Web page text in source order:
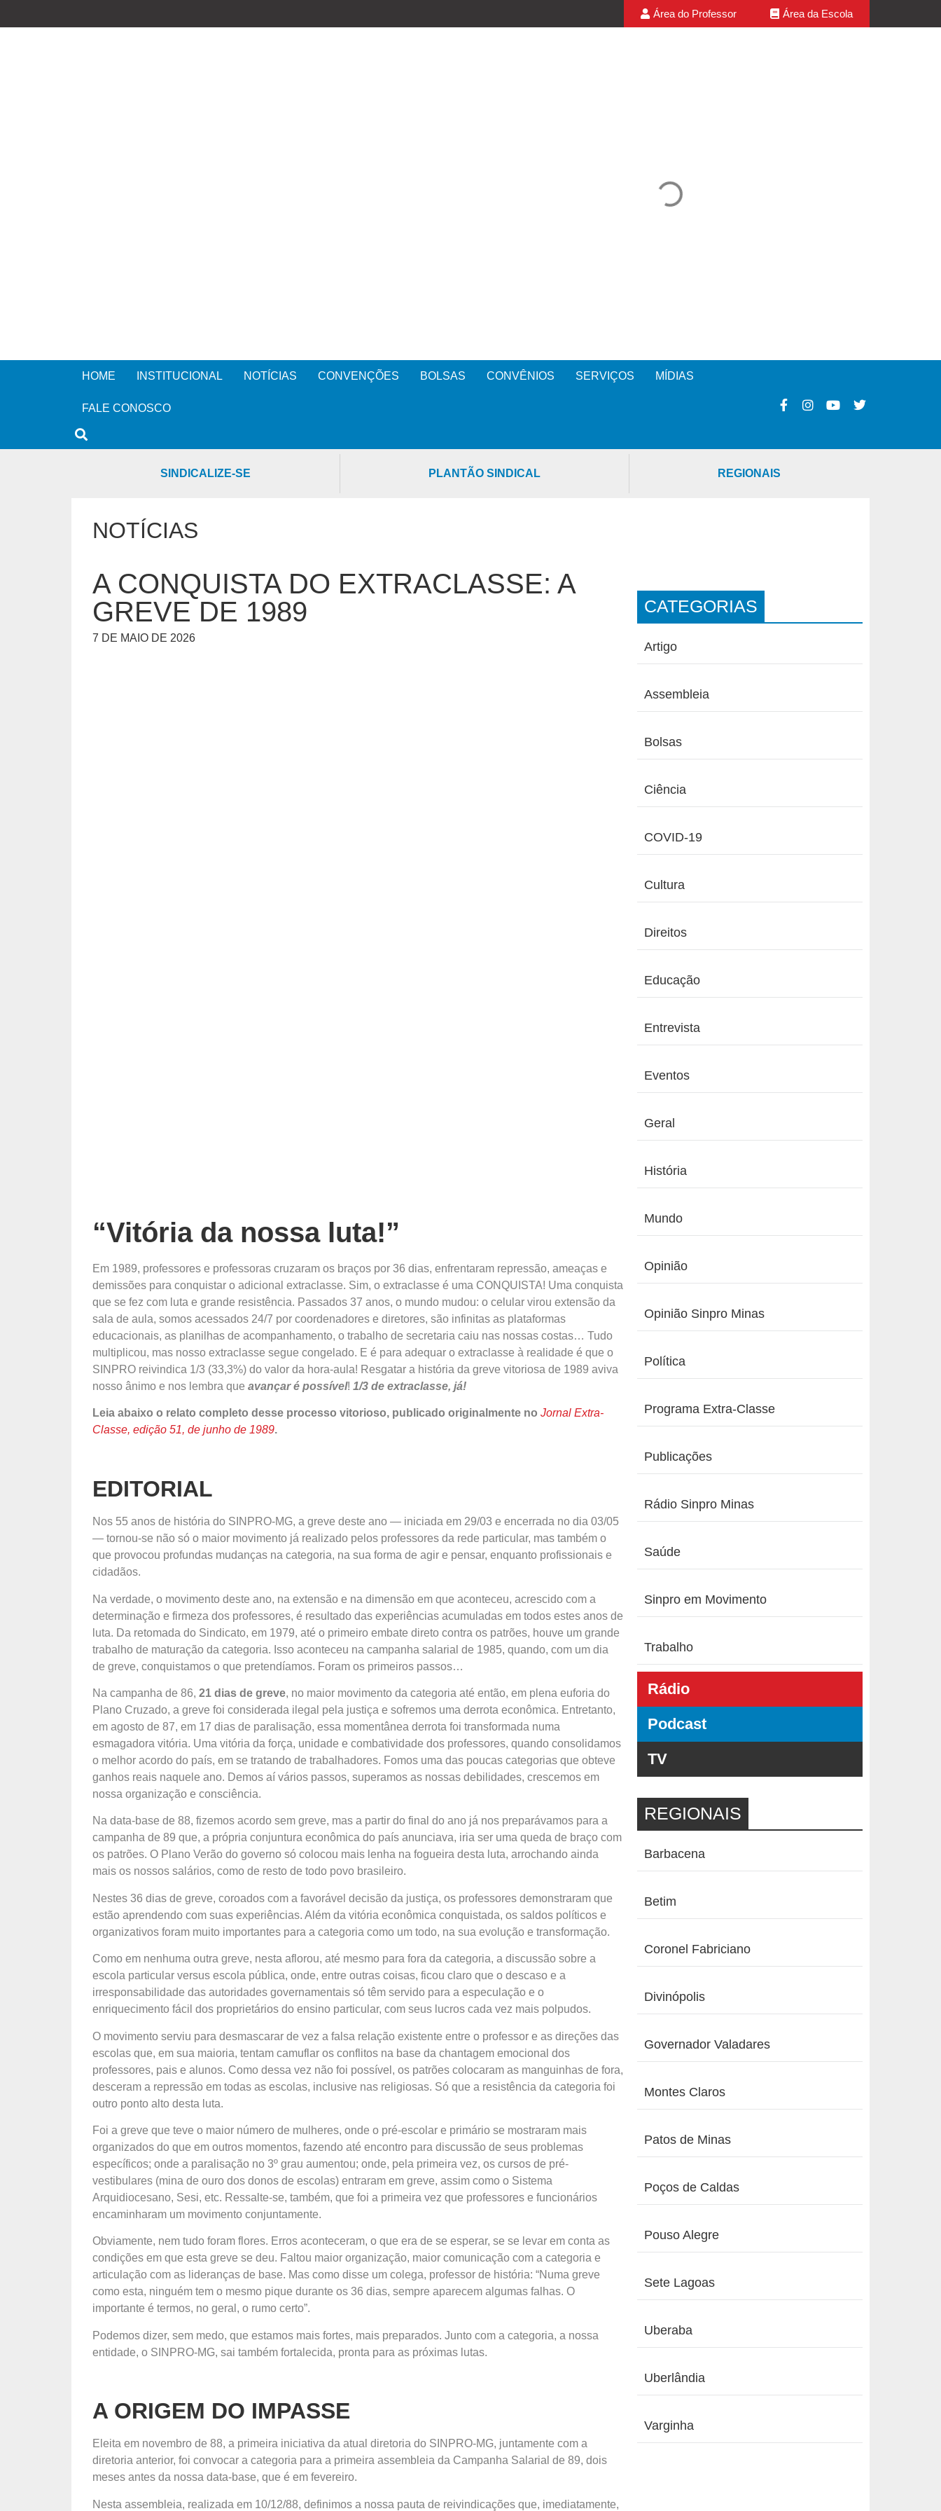
Área do Professor Área da Escola
HOME INSTITUCIONAL NOTÍCIAS CONVENÇÕES BOLSAS CONVÊNIOS SERVIÇOS MÍDIAS
FALE CONOSCO
SINDICALIZE-SE PLANTÃO SINDICAL REGIONAIS
NOTÍCIAS
A CONQUISTA DO EXTRACLASSE: A
GREVE DE 1989
7 DE MAIO DE 2026
“Vitória da nossa luta!”
Em 1989, professores e professoras cruzaram os braços por 36 dias, enfrentaram repressão, ameaças e
demissões para conquistar o adicional extraclasse. Sim, o extraclasse é uma CONQUISTA! Uma conquista
que se fez com luta e grande resistência. Passados 37 anos, o mundo mudou: o celular virou extensão da
sala de aula, somos acessados 24/7 por coordenadores e diretores, são infinitas as plataformas
educacionais, as planilhas de acompanhamento, o trabalho de secretaria caiu nas nossas costas… Tudo
multiplicou, mas nosso extraclasse segue congelado. E é para adequar o extraclasse à realidade é que o
SINPRO reivindica 1/3 (33,3%) do valor da hora-aula! Resgatar a história da greve vitoriosa de 1989 aviva
nosso ânimo e nos lembra que avançar é possível! 1/3 de extraclasse, já!
Leia abaixo o relato completo desse processo vitorioso, publicado originalmente no Jornal Extra-
Classe, edição 51, de junho de 1989.
EDITORIAL
Nos 55 anos de história do SINPRO-MG, a greve deste ano — iniciada em 29/03 e encerrada no dia 03/05
— tornou-se não só o maior movimento já realizado pelos professores da rede particular, mas também o
que provocou profundas mudanças na categoria, na sua forma de agir e pensar, enquanto profissionais e
cidadãos.
Na verdade, o movimento deste ano, na extensão e na dimensão em que aconteceu, acrescido com a
determinação e firmeza dos professores, é resultado das experiências acumuladas em todos estes anos de
luta. Da retomada do Sindicato, em 1979, até o primeiro embate direto contra os patrões, houve um grande
trabalho de maturação da categoria. Isso aconteceu na campanha salarial de 1985, quando, com um dia
de greve, conquistamos o que pretendíamos. Foram os primeiros passos…
Na campanha de 86, 21 dias de greve, no maior movimento da categoria até então, em plena euforia do
Plano Cruzado, a greve foi considerada ilegal pela justiça e sofremos uma derrota econômica. Entretanto,
em agosto de 87, em 17 dias de paralisação, essa momentânea derrota foi transformada numa
esmagadora vitória. Uma vitória da força, unidade e combatividade dos professores, quando consolidamos
o melhor acordo do país, em se tratando de trabalhadores. Fomos uma das poucas categorias que obteve
ganhos reais naquele ano. Demos aí vários passos, superamos as nossas debilidades, crescemos em
nossa organização e consciência.
Na data-base de 88, fizemos acordo sem greve, mas a partir do final do ano já nos preparávamos para a
campanha de 89 que, a própria conjuntura econômica do país anunciava, iria ser uma queda de braço com
os patrões. O Plano Verão do governo só colocou mais lenha na fogueira desta luta, arrochando ainda
mais os nossos salários, como de resto de todo povo brasileiro.
Nestes 36 dias de greve, coroados com a favorável decisão da justiça, os professores demonstraram que
estão aprendendo com suas experiências. Além da vitória econômica conquistada, os saldos políticos e
organizativos foram muito importantes para a categoria como um todo, na sua evolução e transformação.
Como em nenhuma outra greve, nesta aflorou, até mesmo para fora da categoria, a discussão sobre a
escola particular versus escola pública, onde, entre outras coisas, ficou claro que o descaso e a
irresponsabilidade das autoridades governamentais só têm servido para a especulação e o
enriquecimento fácil dos proprietários do ensino particular, com seus lucros cada vez mais polpudos.
O movimento serviu para desmascarar de vez a falsa relação existente entre o professor e as direções das
escolas que, em sua maioria, tentam camuflar os conflitos na base da chantagem emocional dos
professores, pais e alunos. Como dessa vez não foi possível, os patrões colocaram as manguinhas de fora,
desceram a repressão em todas as escolas, inclusive nas religiosas. Só que a resistência da categoria foi
outro ponto alto desta luta.
Foi a greve que teve o maior número de mulheres, onde o pré-escolar e primário se mostraram mais
organizados do que em outros momentos, fazendo até encontro para discussão de seus problemas
específicos; onde a paralisação no 3º grau aumentou; onde, pela primeira vez, os cursos de pré-
vestibulares (mina de ouro dos donos de escolas) entraram em greve, assim como o Sistema
Arquidiocesano, Sesi, etc. Ressalte-se, também, que foi a primeira vez que professores e funcionários
encaminharam um movimento conjuntamente.
Obviamente, nem tudo foram flores. Erros aconteceram, o que era de se esperar, se se levar em conta as
condições em que esta greve se deu. Faltou maior organização, maior comunicação com a categoria e
articulação com as lideranças de base. Mas como disse um colega, professor de história: “Numa greve
como esta, ninguém tem o mesmo pique durante os 36 dias, sempre aparecem algumas falhas. O
importante é termos, no geral, o rumo certo”.
Podemos dizer, sem medo, que estamos mais fortes, mais preparados. Junto com a categoria, a nossa
entidade, o SINPRO-MG, sai também fortalecida, pronta para as próximas lutas.
A ORIGEM DO IMPASSE
Eleita em novembro de 88, a primeira iniciativa da atual diretoria do SINPRO-MG, juntamente com a
diretoria anterior, foi convocar a categoria para a primeira assembleia da Campanha Salarial de 89, dois
meses antes da nossa data-base, que é em fevereiro.
Nesta assembleia, realizada em 10/12/88, definimos a nossa pauta de reivindicações que, imediatamente,
CATEGORIAS
Artigo
Assembleia
Bolsas
Ciência
COVID-19
Cultura
Direitos
Educação
Entrevista
Eventos
Geral
História
Mundo
Opinião
Opinião Sinpro Minas
Política
Programa Extra-Classe
Publicações
Rádio Sinpro Minas
Saúde
Sinpro em Movimento
Trabalho
Rádio
Podcast
TV
REGIONAIS
Barbacena
Betim
Coronel Fabriciano
Divinópolis
Governador Valadares
Montes Claros
Patos de Minas
Poços de Caldas
Pouso Alegre
Sete Lagoas
Uberaba
Uberlândia
Varginha